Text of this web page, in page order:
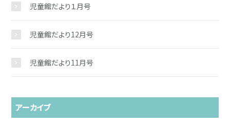
児童館だより１月号
児童館だより12月号
児童館だより11月号
アーカイブ